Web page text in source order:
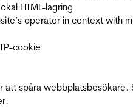
HTML-lagring
operator in context with
cookie
att spåra